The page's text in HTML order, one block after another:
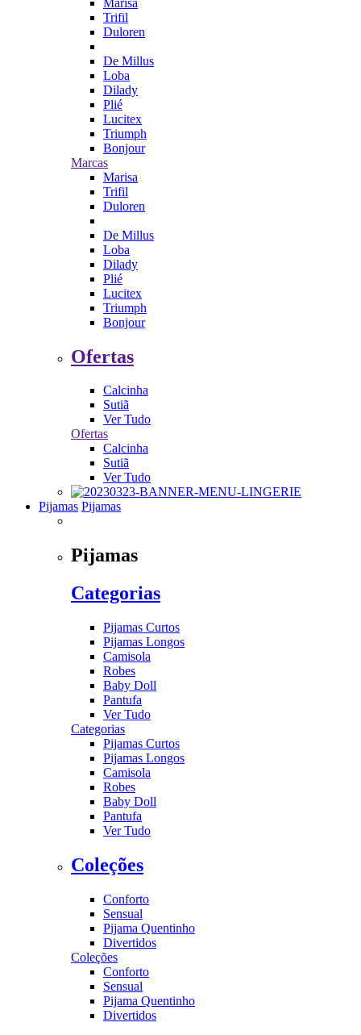
Trifil
Duloren
De Millus
Loba
Dilady
Plié
Lucitex
Triumph
Bonjour
Marcas
Marisa
Trifil
Duloren
De Millus
Loba
Dilady
Plié
Lucitex
Triumph
Bonjour
Ofertas
Calcinha
Sutiã
Ver Tudo
Ofertas
Calcinha
Sutiã
Ver Tudo
Pijamas Pijamas
Pijamas
Categorias
Pijamas Curtos
Pijamas Longos
Camisola
Robes
Baby Doll
Pantufa
Ver Tudo
Categorias
Pijamas Curtos
Pijamas Longos
Camisola
Robes
Baby Doll
Pantufa
Ver Tudo
Coleções
Conforto
Sensual
Pijama Quentinho
Divertidos
Coleções
Conforto
Sensual
Pijama Quentinho
Divertidos